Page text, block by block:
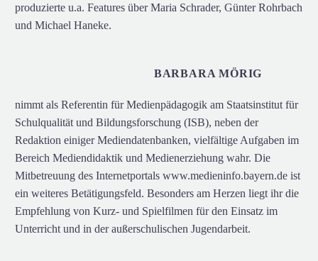
produzierte u.a. Features über Maria Schrader, Günter Rohrbach
und Michael Haneke.
BARBARA MÖRIG
nimmt als Referentin für Medienpädagogik am Staatsinstitut für
Schulqualität und Bildungsforschung (ISB), neben der
Redaktion einiger Mediendatenbanken, vielfältige Aufgaben im
Bereich Mediendidaktik und Medienerziehung wahr. Die
Mitbetreuung des Internetportals www.medieninfo.bayern.de ist
ein weiteres Betätigungsfeld. Besonders am Herzen liegt ihr die
Empfehlung von Kurz- und Spielfilmen für den Einsatz im
Unterricht und in der außerschulischen Jugendarbeit.